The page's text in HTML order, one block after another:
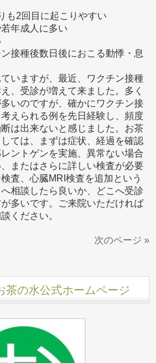
も2回目に起こりやすい
年成人に多い
接種後数日後におこる動悸・息
いますが、最近、ワクチン接種
、受診が増えて来ました。多く
いのですが、確かにワクチン接
えられる例を先日経験し、頻度
は出来ないと感じました。お茶
ては、まずは症状、経過を確認
ントゲンを実施、異常ない場合
またはさらに詳しい検査が必要
査、心臓MRI検査を追加という
相談したら良いか、どこへ受診
多いです。ご来院いただければ
ください。
次のページ »
茶の水公式ホームページ